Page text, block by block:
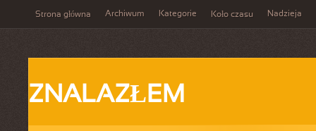
Strona główna Archiwum Kategorie Koło czasu Nadzieja
ZNALAZŁEM